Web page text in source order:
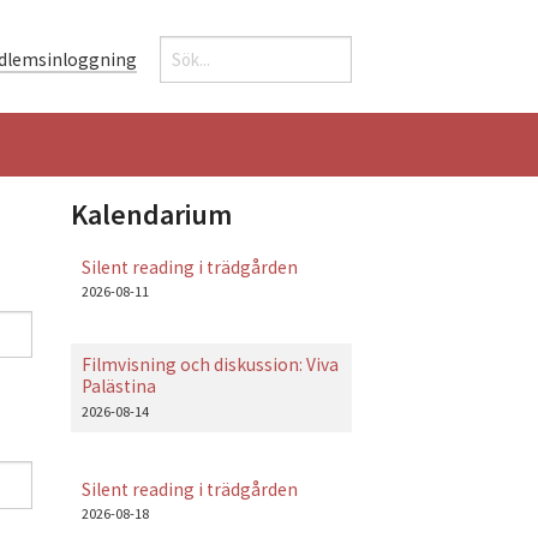
Sökformulär
Sök
Kalendarium
Silent reading i trädgården
2026-08-11
Filmvisning och diskussion: Viva
Palästina
2026-08-14
Silent reading i trädgården
2026-08-18